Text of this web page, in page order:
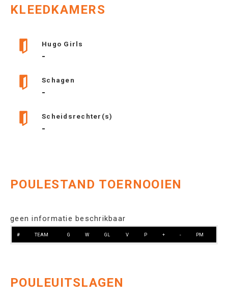
KLEEDKAMERS
Hugo Girls
-
Schagen
-
Scheidsrechter(s)
-
POULESTAND TOERNOOIEN
geen informatie beschrikbaar
# TEAM G W GL V P + - PM
POULEUITSLAGEN